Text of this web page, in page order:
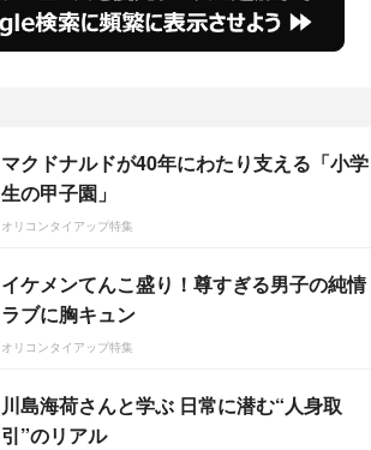
マクドナルドが40年にわたり支える「小学
生の甲子園」
オリコンタイアップ特集
イケメンてんこ盛り！尊すぎる男子の純情
ラブに胸キュン
オリコンタイアップ特集
川島海荷さんと学ぶ 日常に潜む“人身取
引”のリアル